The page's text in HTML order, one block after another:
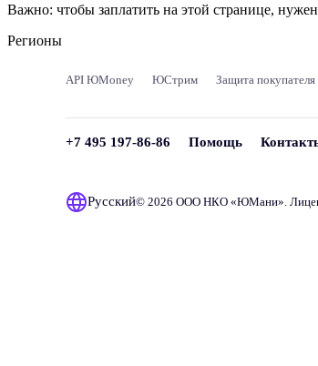
Важно: чтобы заплатить на этой странице,
Регионы
API ЮMoney ЮСтрим Защита покупателя
+7 495 197-86-86 Помощь
Русский© 2026 ООО НКО «ЮМани».